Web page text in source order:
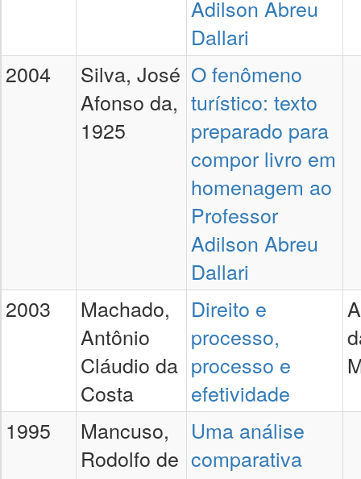
Adilson Abreu
Dallari
2004
Silva, José
Afonso da,
1925
O fenômeno
turístico: texto
preparado para
compor livro em
homenagem ao
Professor
Adilson Abreu
Dallari
2003
Machado,
Antônio
Cláudio da
Costa
Direito e
processo,
processo e
efetividade
1995
Mancuso,
Rodolfo de
Uma análise
comparativa